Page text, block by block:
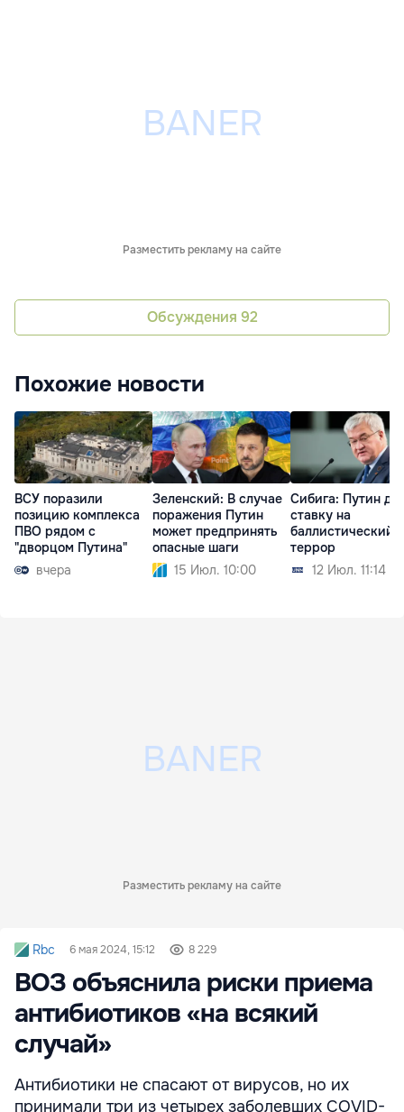
Разместить рекламу на сайте
Обсуждения 92
Похожие новости
ВСУ поразили
позицию комплекса
ПВО рядом с
"дворцом Путина"
вчера
Зеленский: В случае
поражения Путин
может предпринять
опасные шаги
15 Июл. 10:00
Сибига: Путин
ставку на
баллистический
террор
12 Июл. 11:14
Разместить рекламу на сайте
Rbc 6 мая 2024, 15:12 8 229
ВОЗ объяснила риски приема
антибиотиков «на всякий
случай»
Антибиотики не спасают от вирусов, но их
принимали три из четырех заболевших COVID-